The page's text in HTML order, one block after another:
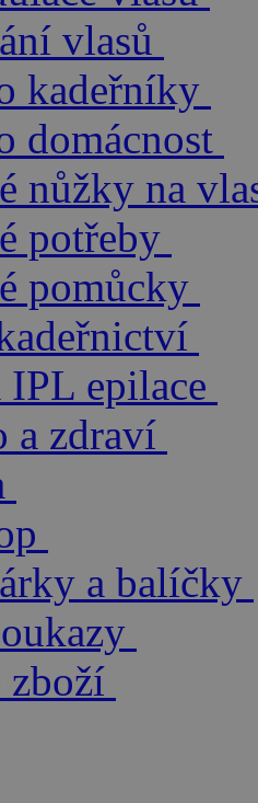
vlasů
kadeřníky
domácnost
nůžky na
potřeby
pomůcky
IPL epilace
a zdraví
a balíčky
zboží